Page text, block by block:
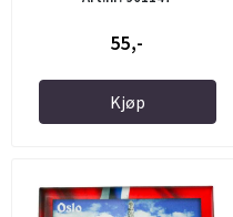
55,-
Kjøp